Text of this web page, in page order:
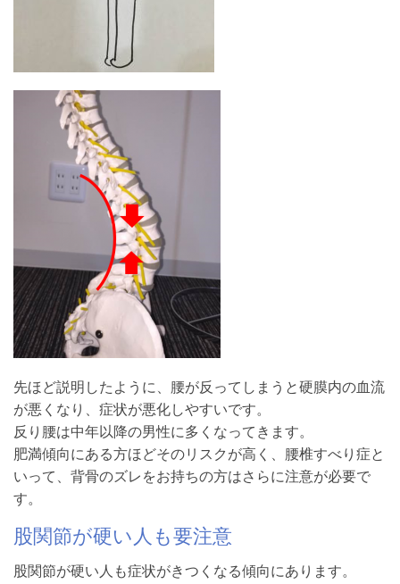
先ほど説明したように、腰が反ってしまうと硬膜内の血流
が悪くなり、症状が悪化しやすいです。
反り腰は中年以降の男性に多くなってきます。
肥満傾向にある方ほどそのリスクが高く、腰椎すべり症と
いって、背骨のズレをお持ちの方はさらに注意が必要で
す。
股関節が硬い人も要注意
股関節が硬い人も症状がきつくなる傾向にあります。